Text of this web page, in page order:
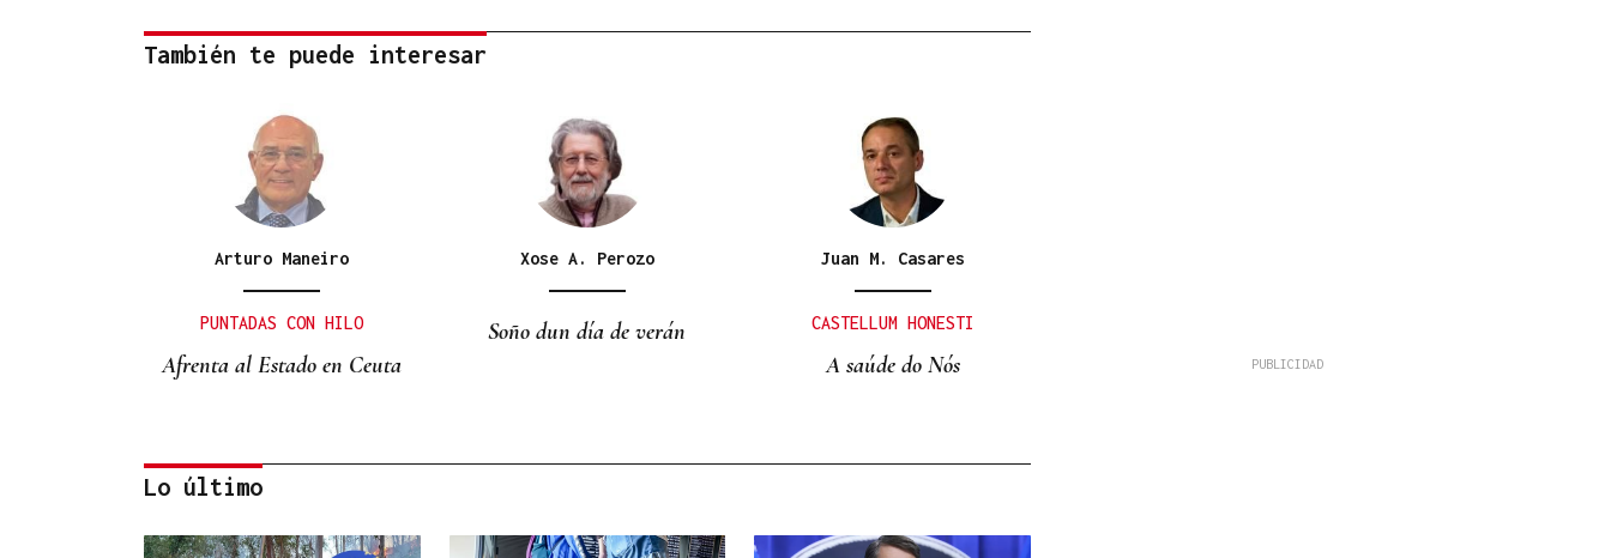
También te puede interesar
Arturo Maneiro
PUNTADAS CON HILO
Afrenta al Estado en Ceuta
Xose A. Perozo
Soño dun día de verán
Juan M. Casares
CASTELLUM HONESTI
A saúde do Nós
Lo último